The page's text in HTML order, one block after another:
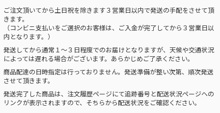
ご注文頂いてから土日祝を除きます３営業日以内で発送の手配をさせて頂
きます。
（コンビニ支払いをご選択のお客様は、ご入金が完了してから３営業日以
内となります。）
発送してから通常１～３日程度でのお届けとなりますが、天候や交通状況
によっては遅れる場合がございます。あらかじめご了承ください。
商品配達の日時指定は行っておりません。発送準備が整い次第、順次発送
させて頂きます。
発送完了した商品は、注文履歴ページにて追跡番号と配送状況ページヘの
リンクが表示されますので、そちらから配送状況をご確認ください。